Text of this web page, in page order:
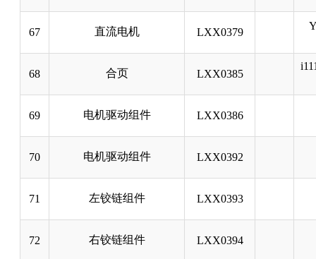
67 直流电机 LXX0379
68 合页 LXX0385
69 电机驱动组件 LXX0386
70 电机驱动组件 LXX0392
71 左铰链组件 LXX0393
72 右铰链组件 LXX0394